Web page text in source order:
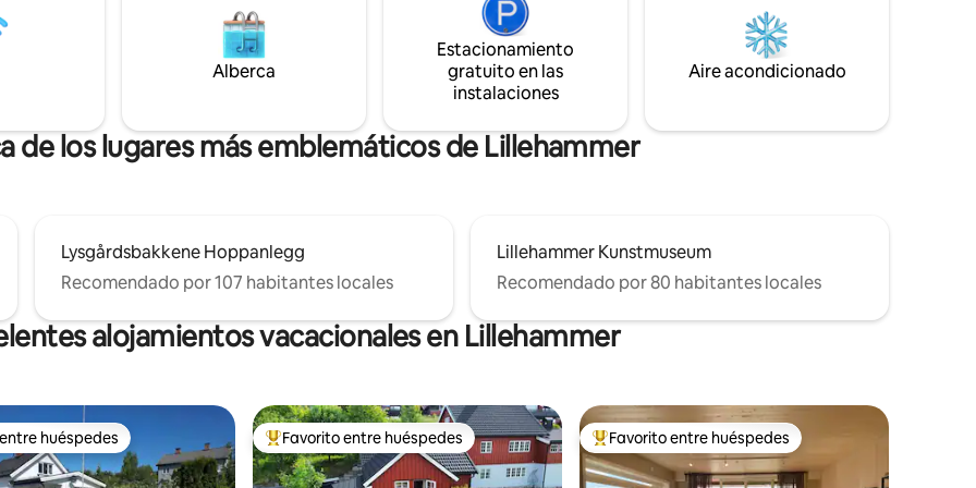
Alberca
Estacionamiento
gratuito en las
instalaciones
Aire acondicionado
de los lugares más emblemáticos de Lillehammer
Lysgårdsbakkene Hoppanlegg
Recomendado por 107 habitantes locales
Lillehammer Kunstmuseum
Recomendado por 80 habitantes locales
alojamientos vacacionales en Lillehammer
huéspedes
huéspedes De los mejores en Favorito entre huéspedes
Favorito entre huéspedes De los mejores en Favorito entre huéspedes
Favorito entre huéspedes